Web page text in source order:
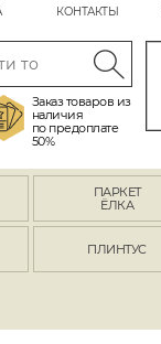
КОНТАКТЫ
Заказ товаров из
наличия
по предоплате
50%
ПАРКЕТ
ЁЛКА
ПЛИНТУС